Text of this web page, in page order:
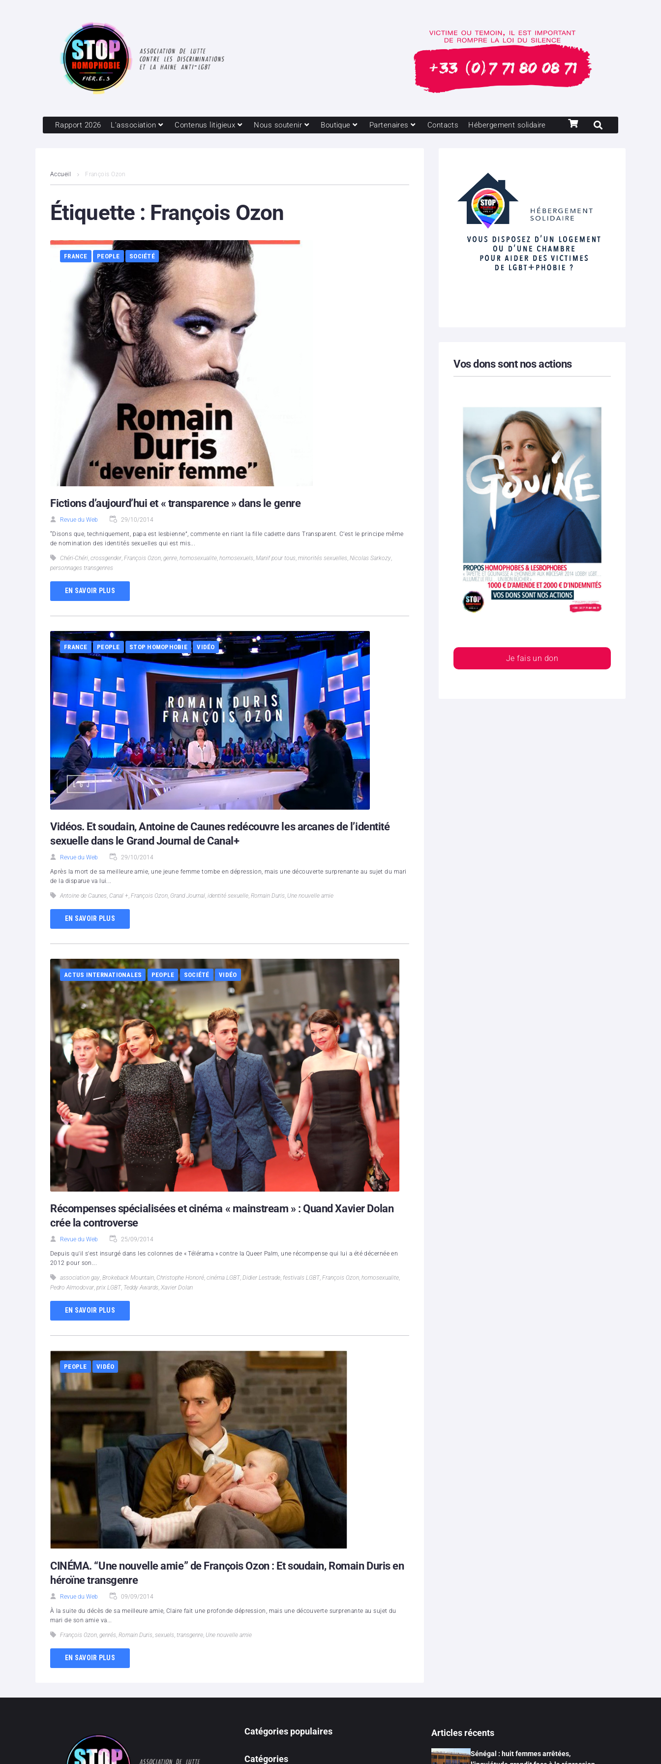
Rapport 2026 L’association Contenus litigieux Nous soutenir Boutique Partenaires Contacts Hébergement solidaire
Accueil François Ozon
Étiquette : François Ozon
FRANCE PEOPLE SOCIÉTÉ
Fictions d’aujourd’hui et « transparence » dans le genre
Revue du Web 29/10/2014
“Disons que, techniquement, papa est lesbienne”, commente en riant la fille cadette dans Transparent. C’est le principe même
de nomination des identités sexuelles qui est mis...
Chéri-Chéri crossgender François Ozon genre homosexualite homosexuels Manif pour tous minorités sexuelles Nicolas Sarkozy
personnages transgenres
EN SAVOIR PLUS
FRANCE PEOPLE STOP HOMOPHOBIE VIDÉO
Vidéos. Et soudain, Antoine de Caunes redécouvre les arcanes de l’identité
sexuelle dans le Grand Journal de Canal+
Revue du Web 29/10/2014
Après la mort de sa meilleure amie, une jeune femme tombe en dépression, mais une découverte surprenante au sujet du mari
de la disparue va lui...
Antoine de Caunes Canal + François Ozon Grand Journal identité sexuelle Romain Duris Une nouvelle amie
EN SAVOIR PLUS
ACTUS INTERNATIONALES PEOPLE SOCIÉTÉ VIDÉO
Récompenses spécialisées et cinéma « mainstream » : Quand Xavier Dolan
crée la controverse
Revue du Web 25/09/2014
Depuis qu'il s'est insurgé dans les colonnes de « Télérama » contre la Queer Palm, une récompense qui lui a été décernée en
2012 pour son...
association gay Brokeback Mountain Christophe Honoré cinéma LGBT, Didier Lestrade festivals LGBT, François Ozon homosexualite
Pedro Almodovar prix LGBT, Teddy Awards Xavier Dolan
EN SAVOIR PLUS
PEOPLE VIDÉO
CINÉMA. “Une nouvelle amie” de François Ozon : Et soudain, Romain Duris en
héroïne transgenre
Revue du Web 09/09/2014
À la suite du décès de sa meilleure amie, Claire fait une profonde dépression, mais une découverte surprenante au sujet du
mari de son amie va...
François Ozon genrés Romain Duris sexuels transgenre Une nouvelle amie
EN SAVOIR PLUS
Vos dons sont nos actions
Je fais un don
Catégories populaires
Catégories
Articles récents
Sénégal : huit femmes arrêtées,